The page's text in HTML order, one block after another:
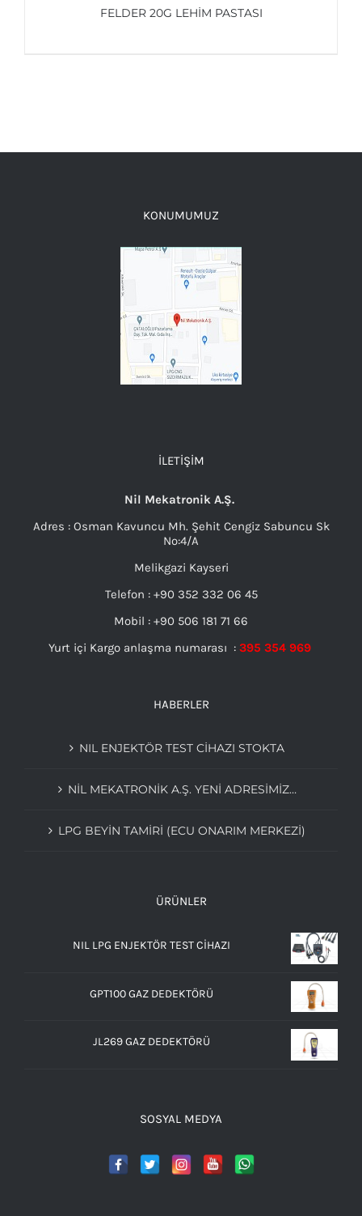
FELDER 20G LEHIM PASTASI
KONUMUMUZ
İLETIŞIM
Nil Mekatronik A.Ş.
Adres : Osman Kavuncu Mh. Şehit Cengiz Sabuncu Sk
No:4/A
Melikgazi Kayseri
Telefon : +90 352 332 06 45
Mobil : +90 506 181 71 66
Yurt içi Kargo anlaşma numarası : 395 354 969
HABERLER
NIL ENJEKTÖR TEST CİHAZI STOKTA
NIL MEKATRONIK A.Ş. YENI ADRESIMIZ…
LPG BEYIN TAMIRI (ECU ONARIM MERKEZI)
ÜRÜNLER
NIL LPG ENJEKTÖR TEST CİHAZI
GPT100 GAZ DEDEKTÖRÜ
JL269 GAZ DEDEKTÖRÜ
SOSYAL MEDYA